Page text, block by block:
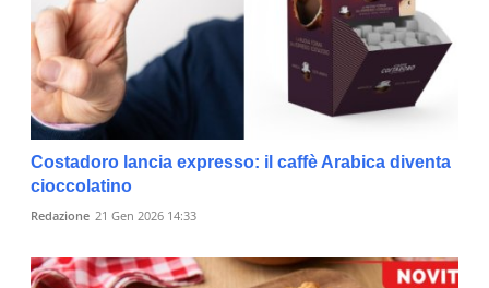
Costadoro lancia expresso: il caffè Arabica diventa
cioccolatino
Redazione 21 Gen 2026 14:33